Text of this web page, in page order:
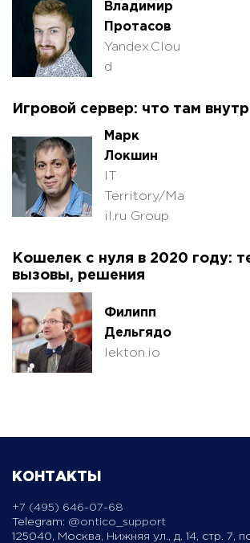
Владимир
Протасов
Yandex.Clou
d
Игровой сервер: что там
Марк
Локшин
Territory/Ma
il.ru Group
Кошелек с нуля в 2020 году:
вызовы, решения
Филипп
Дельгядо
lekton.io
КОНТАКТЫ
+7 (495) 646-07-68
Telegram: @ontico_support
125040, Москва, Нижняя ул., д. 14, стр. 7,